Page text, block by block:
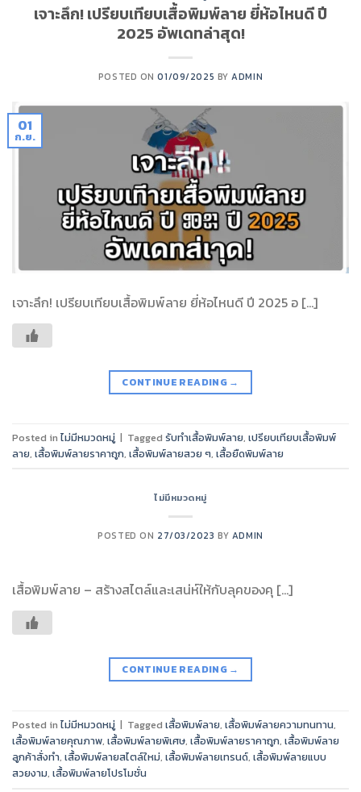
เจาะลึก! เปรียบเทียบเสื้อพิมพ์ลาย ยี่ห้อไหนดี ปี
2025 อัพเดทล่าสุด!
POSTED ON01/09/2025 BYADMIN
01
ก.ย.
เจาะลึก! เปรียบเทียบเสื้อพิมพ์ลาย ยี่ห้อไหนดี ปี 2025 อ […]
CONTINUE READING →
Posted in ไม่มีหมวดหมู่ | Tagged รับทำเสื้อพิมพ์ลาย, เปรียบเทียบเสื้อพิมพ์
ลาย, เสื้อพิมพ์ลายราคาถูก, เสื้อพิมพ์ลายสวย ๆ, เสื้อยืดพิมพ์ลาย
ไม่มีหมวดหมู่
POSTED ON 27/03/2023 BY ADMIN
เสื้อพิมพ์ลาย – สร้างสไตล์และเสน่ห์ให้กับลุคของคุ […]
CONTINUE READING →
Posted in ไม่มีหมวดหมู่ | Tagged เสื้อพิมพ์ลาย, เสื้อพิมพ์ลายความทนทาน,
เสื้อพิมพ์ลายคุณภาพ, เสื้อพิมพ์ลายพิเศษ, เสื้อพิมพ์ลายราคาถูก, เสื้อพิมพ์ลาย
ลูกค้าสั่งทำ, เสื้อพิมพ์ลายสไตล์ใหม่, เสื้อพิมพ์ลายเทรนด์, เสื้อพิมพ์ลายแบบ
สวยงาม, เสื้อพิมพ์ลายโปรโมชั่น